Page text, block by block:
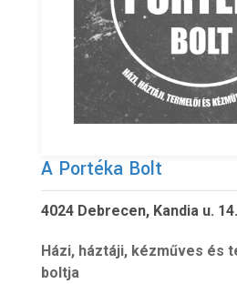
A Portéka Bolt
4024 Debrecen, Kandia u. 14.
Házi, háztáji, kézműves és
boltja